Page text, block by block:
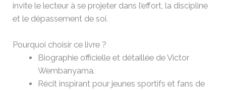
invite le lecteur à se projeter dans l’effort, la discipline
et le dépassement de soi.
Pourquoi choisir ce livre ?
Biographie officielle et détaillée de Victor
Wembanyama.
Récit inspirant pour jeunes sportifs et fans de